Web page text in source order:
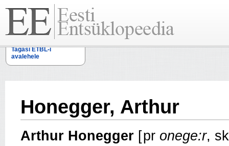
Tagasi ETBL-i
avalehele
Honegger, Arthur
Arthur Honegger [ pr onege:r,